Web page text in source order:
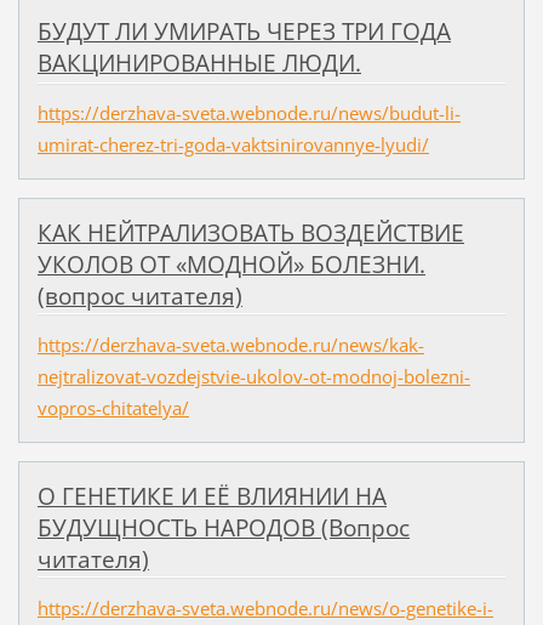
БУДУТ ЛИ УМИРАТЬ ЧЕРЕЗ ТРИ ГОДА
ВАКЦИНИРОВАННЫЕ ЛЮДИ.
https://derzhava-sveta.webnode.ru/news/budut-li-
umirat-cherez-tri-goda-vaktsinirovannye-lyudi/
КАК НЕЙТРАЛИЗОВАТЬ ВОЗДЕЙСТВИЕ
УКОЛОВ ОТ «МОДНОЙ» БОЛЕЗНИ.
(вопрос читателя)
https://derzhava-sveta.webnode.ru/news/kak-
nejtralizovat-vozdejstvie-ukolov-ot-modnoj-bolezni-
vopros-chitatelya/
О ГЕНЕТИКЕ И ЕЁ ВЛИЯНИИ НА
БУДУЩНОСТЬ НАРОДОВ (Вопрос
читателя)
https://derzhava-sveta.webnode.ru/news/o-genetike-i-